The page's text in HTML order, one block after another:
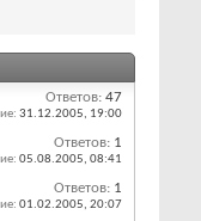
Ответов: 47
31.12.2005, 19:00
Ответов: 1
05.08.2005, 08:41
Ответов: 1
01.02.2005, 20:07